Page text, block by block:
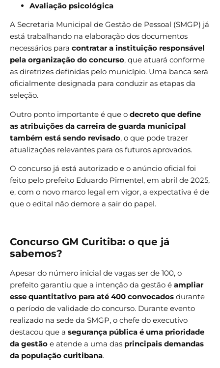
Avaliação psicológica
A Secretaria Municipal de Gestão de Pessoal (SMGP) já
está trabalhando na elaboração dos documentos
necessários para contratar a instituição responsável
pela organização do concurso, que atuará conforme
as diretrizes definidas pelo município. Uma banca será
oficialmente designada para conduzir as etapas da
seleção.
Outro ponto importante é que o decreto que define
as atribuições da carreira de guarda municipal
também está sendo revisado, o que pode trazer
atualizações relevantes para os futuros aprovados.
O concurso já está autorizado e o anúncio oficial foi
feito pelo prefeito Eduardo Pimentel, em abril de 2025,
e, com o novo marco legal em vigor, a expectativa é de
que o edital não demore a sair do papel.
Concurso GM Curitiba: o que já
sabemos?
Apesar do número inicial de vagas ser de 100, o
prefeito garantiu que a intenção da gestão é ampliar
esse quantitativo para até 400 convocados durante
o período de validade do concurso. Durante evento
realizado na sede da SMGP, o chefe do executivo
destacou que a segurança pública é uma prioridade
da gestão e atende a uma das principais demandas
da população curitibana.